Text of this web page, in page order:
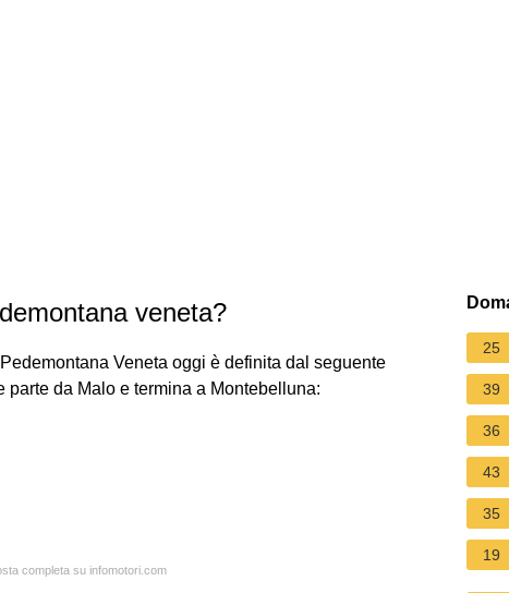
veneta?
Veneta oggi è definita dal seguente
da Malo e termina a Montebelluna:
completa su infomotori.com
25
39
36
43
35
19